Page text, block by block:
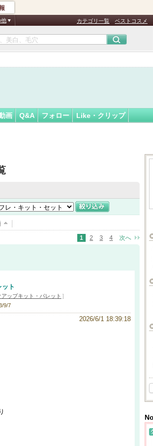
他 カテゴリ一覧 ベストコスメ
認
証
画 Q&A フォロー Like・クリップ
1 2 3 4 次へ
ト
アップキット・パレット ]
9/7
2026/6/1 18:39:18